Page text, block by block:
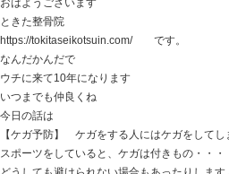
その場で感じ、痛みも軽減して
なので、
こんな時間でかわるんんだ・・・
もう治らないと思っていたのに
って、驚かれるケースも少なく
余談ですが、